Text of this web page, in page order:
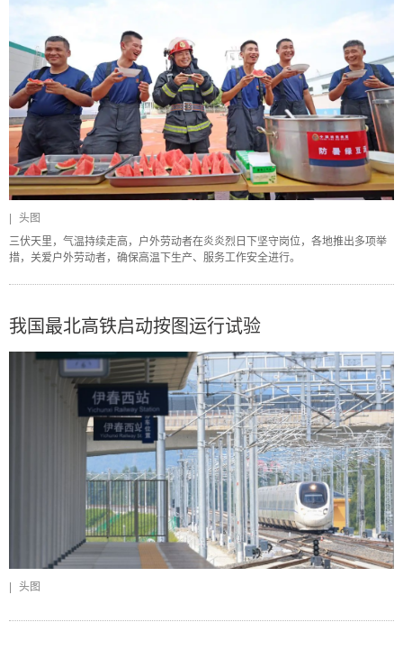
头图
三伏天里，气温持续走高，户外劳动者在炎炎烈日下坚守岗位，各地推出多项举
措，关爱户外劳动者，确保高温下生产、服务工作安全进行。
我国最北高铁启动按图运行试验
| 头图